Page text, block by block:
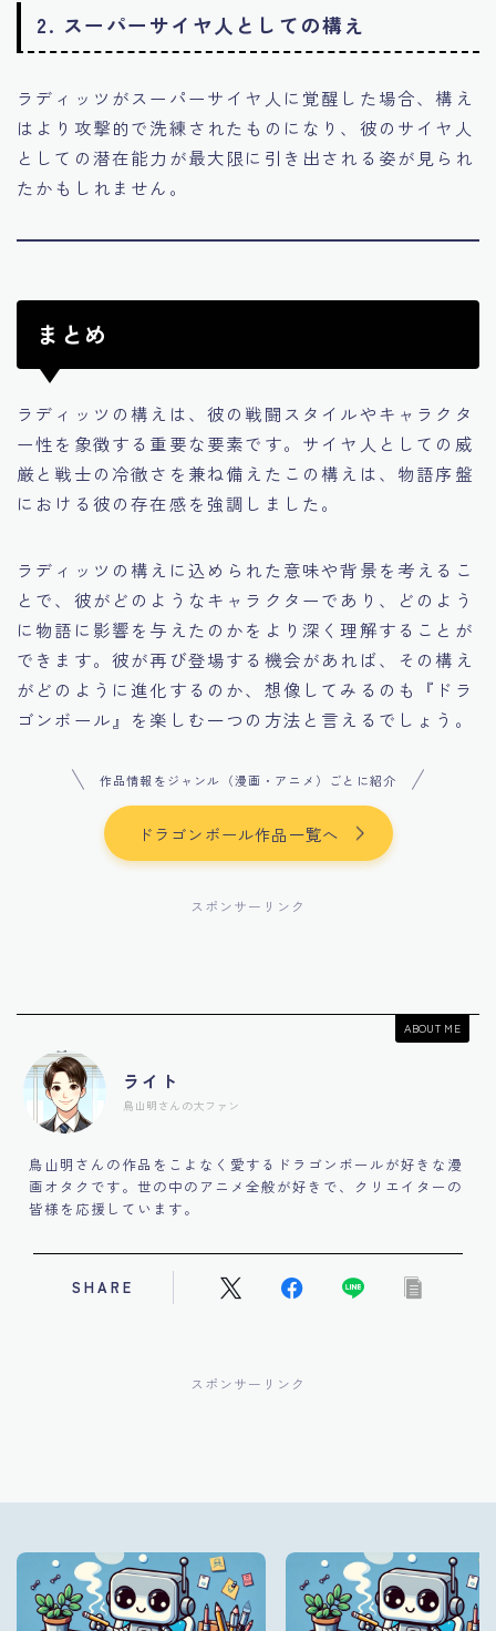
2. スーパーサイヤ人としての構え
ラディッツがスーパーサイヤ人に覚醒した場合、構え
はより攻撃的で洗練されたものになり、彼のサイヤ人
としての潜在能力が最大限に引き出される姿が見られ
たかもしれません。
まとめ
ラディッツの構えは、彼の戦闘スタイルやキャラクタ
ー性を象徴する重要な要素です。サイヤ人としての威
厳と戦士の冷徹さを兼ね備えたこの構えは、物語序盤
における彼の存在感を強調しました。
ラディッツの構えに込められた意味や背景を考えるこ
とで、彼がどのようなキャラクターであり、どのよう
に物語に影響を与えたのかをより深く理解することが
できます。彼が再び登場する機会があれば、その構え
がどのように進化するのか、想像してみるのも『ドラ
ゴンボール』を楽しむ一つの方法と言えるでしょう。
作品情報をジャンル（漫画・アニメ）ごとに紹介
ドラゴンボール作品一覧へ
スポンサーリンク
ABOUT ME
ライト
鳥山明さんの大ファン
鳥山明さんの作品をこよなく愛するドラゴンボールが好きな漫
画オタクです。世の中のアニメ全般が好きで、クリエイターの
皆様を応援しています。
SHARE
スポンサーリンク